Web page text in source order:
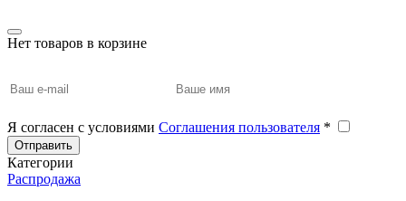
Нет товаров в корзине
Я согласен с условиями Соглашения пользователя *
Отправить
Категории
Распродажа